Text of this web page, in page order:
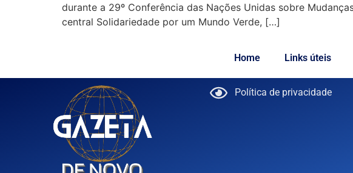
durante a 29º Conferência das Nações Unidas sobre
central Solidariedade por um Mundo Verde, […]
Home Links úteis
Política de privacidade